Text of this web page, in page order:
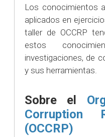
Los conocimientos
aplicados en
taller de OCCRP
estos
investigaciones, de
y sus herramientas.
Sobre el
Corruption
(OCCRP)